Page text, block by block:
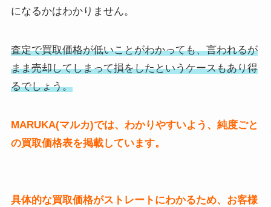
になるかはわかりません。
査定で買取価格が低いことがわかっても、言われるが
まま売却してしまって損をしたというケースもあり得
るでしょう。
MARUKA(マルカ)では、わかりやすいよう、純度ごと
の買取価格表を掲載しています。
具体的な買取価格がストレートにわかるため、お客様